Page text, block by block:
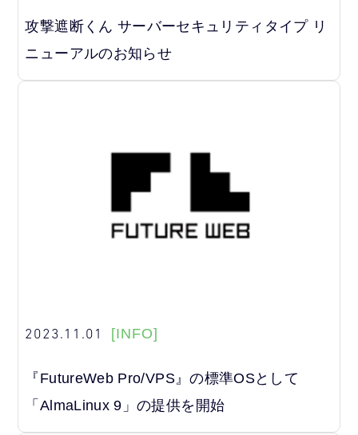
攻撃遮断くん サーバーセキュリティタイプ リ
ニューアルのお知らせ
2023.11.01 [INFO]
『FutureWeb Pro/VPS』の標準OSとして
「AlmaLinux 9」の提供を開始